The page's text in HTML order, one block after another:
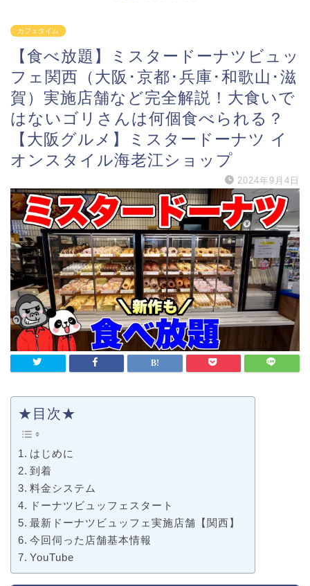
カフェタイム
【食べ放題】ミスタードーナツビュッ
フェ関西（大阪･京都･兵庫･和歌山･滋
賀）実施店舗など完全解説！大食いで
はないゴリさんは何個食べられる？
【大阪グルメ】ミスタードーナツ イ
オンスタイル海老江ショップ
2024年9月4日
★目次★
はじめに
到着
料金システム
ドーナツビュッフェスタート
最新ドーナツビュッフェ実施店舗【関西】
今回伺った店舗基本情報
YouTube